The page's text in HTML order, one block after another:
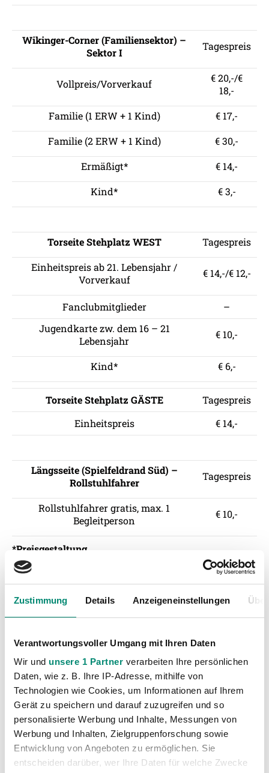
Zustimmung Details Anzeigeneinstellungen
Verantwortungsvoller Umgang mit Ihren Daten
Wir und unsere 1 Partner verarbeiten Ihre persönlichen
Daten, wie z. B. Ihre IP-Adresse, mithilfe von
Technologien wie Cookies, um Informationen auf Ihrem
Gerät zu speichern und darauf zuzugreifen und so
personalisierte Werbung und Inhalte, Messungen von
Werbung und Inhalten, Zielgruppenforschung sowie
Entwicklung von Angeboten zu ermöglichen. Sie
entscheiden darüber, wer Ihre Daten für welche Zwecke
Wikinger-Corner (Familiensektor) –
Sektor I
Tagespreis
Vollpreis/Vorverkauf
€ 20,-/€
18,-
Familie (1 ERW + 1 Kind)
€ 17,-
Familie (2 ERW + 1 Kind)
€ 30,-
Ermäßigt*
€ 14,-
Kind*
€ 3,-
Torseite Stehplatz WEST
Tagespreis
Einheitspreis ab 21. Lebensjahr /
Vorverkauf
€ 14,-/€ 12,-
Fanclubmitglieder
–
Jugendkarte zw. dem 16 – 21
Lebensjahr
€ 10,-
Kind* € 6,-
Torseite Stehplatz GÄSTE
Tagespreis
Einheitspreis
€ 14,-
Längsseite (Spielfeldrand Süd) –
Rollstuhlfahrer
Tagespreis
Rollstuhlfahrer gratis, max. 1
Begleitperson
€ 10,-
*Preisgestaltung
Die angeführten Preise sind Bruttopreise
*Info Vorverkaufspreise:
Der Vorverkauspreis ist gültig bis 24 Stunden vor
vor Spielbeginn. Sektor M für Abos nicht verfügbar.
*Vorverkaufsstellen:Geschäftsstelle SV Ried
*Anspruch auf Ermäßigung:
Studenten, Präsenz-und Zivildiener, Lehrlinge,